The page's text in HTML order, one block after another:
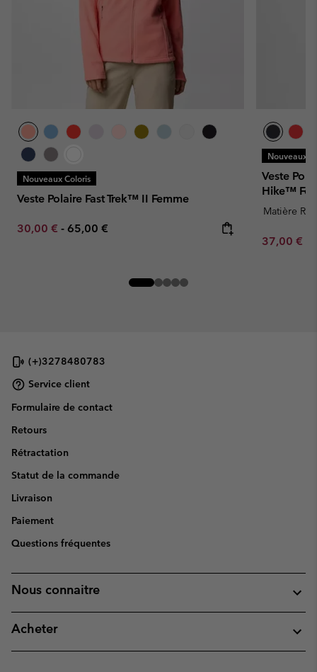
Nouveaux Coloris
Veste Polaire Fast Trek™ II Femme
Minimum sale price:
30,00 € - Maximum price:
65,00 €
Nouveaux
Veste
Hike™
Matière
Minimum
37,00 €
(+)3278480783
Service client
Formulaire de contact
Retours
Rétractation
Statut de la commande
Livraison
Paiement
Questions fréquentes
Nous connaitre
Acheter